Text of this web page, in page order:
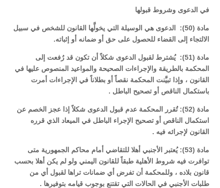
في الدعوى وشروط قبولها
مادة (50): الدعوى هي الوسيلة التي يخولَّها القانون للشخص في سبيل
الالتجاء إلى القضاء للحصول على حق أو ضمانه أو إثباته.
مادة (51): يُشترط لقبول الدعوى شكلاً أن تكون قد رُفعت إلى
المحكمة بالطريقة والإجراءات الصحيحة والمواعيد المنصوص عليها في
القانون ، وإذا تبيَّنت المحكمة نقصاً أو بطلاناً في الإجراءات أمرت
باستكمال الناقص أو تصحيح الباطل .
مادة (52): تُقرر المحكمة عدم قبول الدعوى شكلاً إذا عجز الخصم عن
استكمال الناقص أو تصحيح الإجراء الباطل في الميعاد الذي قرره
القانون لإجرائه فيه .
مادة (53): يُعتبر الأجنبي أهلا للتقاضي أمام محاكم الجمهورية متى
توافرت فيه شروط الأهلية طبقاً للقانون اليمني ولو لم يكن أهلا بحسب
قانون بلاده ، وللمحكمة أن تفرض أي ضمانات تراها لقبول أي من
طلبات الأجنبي في الحالات التي تقتنع بوجوب قيامه بتوفيرها .